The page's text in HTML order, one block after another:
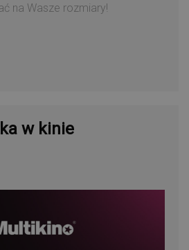
na Wasze rozmiary!
w kinie